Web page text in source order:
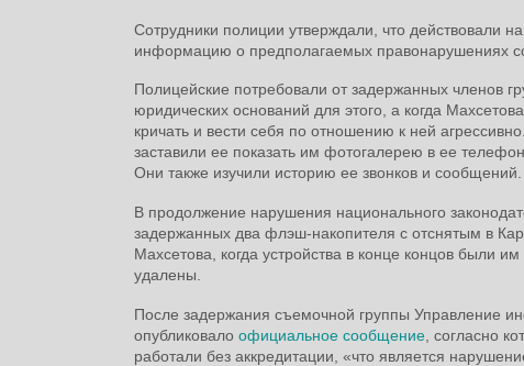
Сотрудники полиции утверждали, что действовали
информацию о предполагаемых правонарушениях
Полицейские потребовали от задержанных членов
юридических оснований для этого, а когда
кричать и вести себя по отношению к ней
заставили ее показать им фотогалерею в ее
Они также изучили историю ее звонков и сообщений.
В продолжение нарушения национального
задержанных два флэш-накопителя с отснятым в
Махсетова, когда устройства в конце концов были
удалены.
После задержания съемочной группы Управление
опубликовало официальное сообщение , согласно
работали без аккредитации, «что является